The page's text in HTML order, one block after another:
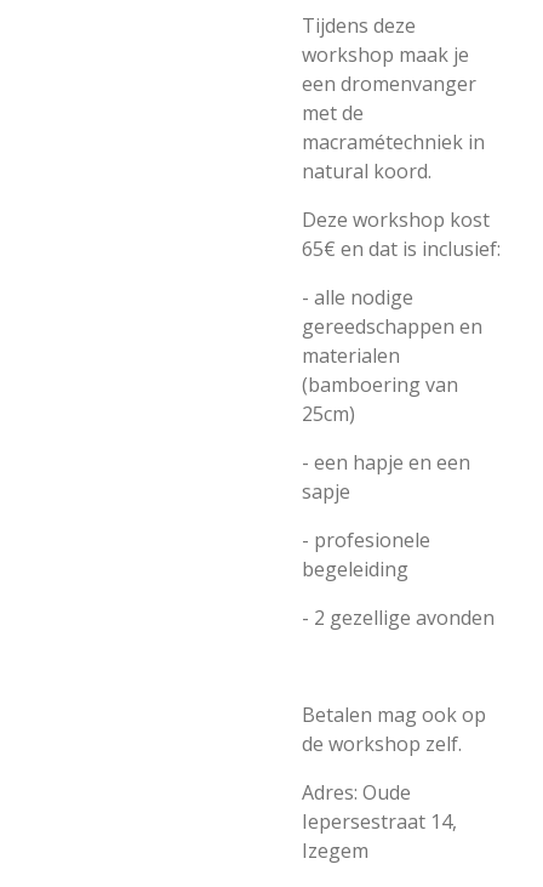
Tijdens deze
workshop maak je
een dromenvanger
met de
macramétechniek in
natural koord.
Deze workshop kost
65€ en dat is inclusief:
- alle nodige
gereedschappen en
materialen
(bamboering van
25cm)
- een hapje en een
sapje
- profesionele
begeleiding
- 2 gezellige avonden
Betalen mag ook op
de workshop zelf.
Adres: Oude
Iepersestraat 14,
Izegem